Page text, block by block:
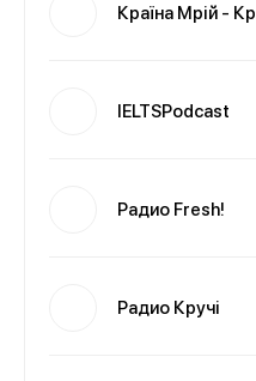
Країна Мрій -
IELTSPodcast
Радио Fresh!
Радио Кручі